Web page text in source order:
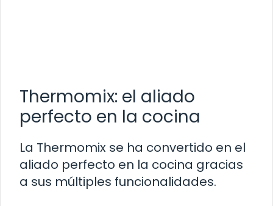
Thermomix: el aliado
perfecto en la cocina
La Thermomix se ha convertido en el
aliado perfecto en la cocina gracias
a sus múltiples funcionalidades.